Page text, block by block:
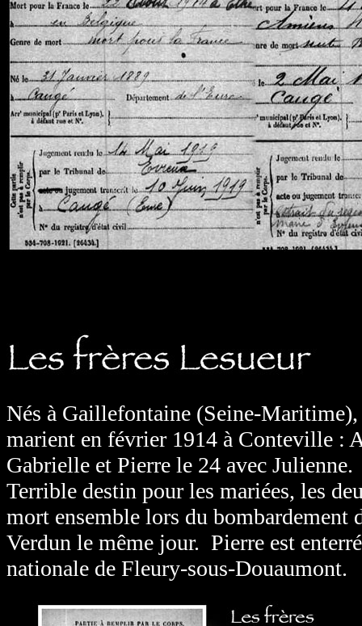
Nés à Gaillefontaine (Seine-Maritime),
marient en février 1914 à Conteville :
Gabrielle et Pierre le 24 avec Julienne.
Terrible destin pour les mariées, les
mort ensemble lors du bombardement
Verdun le même jour. Pierre est
nationale de Fleury-sous-Douaumont.